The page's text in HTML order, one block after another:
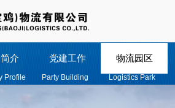
Party Building Logistics Park
Profile
介 党建工作 物流园区